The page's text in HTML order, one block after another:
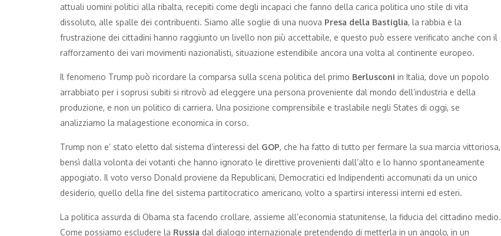
attuali uomini politici alla ribalta, recepiti come degli incapaci che fanno della carica politica uno stile di vita
dissoluto, alle spalle dei contribuenti. Siamo alle soglie di una nuova Presa della Bastiglia, la rabbia e la
frustrazione dei cittadini hanno raggiunto un livello non più accettabile, e questo può essere verificato anche con il
rafforzamento dei vari movimenti nazionalisti, situazione estendibile ancora una volta al continente europeo.
Il fenomeno Trump può ricordare la comparsa sulla scena politica del primo Berlusconi in Italia, dove un popolo
arrabbiato per i soprusi subiti si ritrovò ad eleggere una persona proveniente dal mondo dell’industria e della
produzione, e non un politico di carriera. Una posizione comprensibile e traslabile negli States di oggi, se
analizziamo la malagestione economica in corso.
Trump non e’ stato eletto dal sistema d’interessi del GOP, che ha fatto di tutto per fermare la sua marcia vittoriosa,
bensì dalla volonta dei votanti che hanno ignorato le direttive provenienti dall’alto e lo hanno spontaneamente
appogiato. Il voto verso Donald proviene da Republicani, Democratici ed Indipendenti accomunati da un unico
desiderio, quello della fine del sistema partitocratico americano, volto a spartirsi interessi interni ed esteri.
La politica assurda di Obama sta facendo crollare, assieme all’economia statunitense, la fiducia del cittadino medio.
Come possiamo escludere la Russia dal dialogo internazionale pretendendo di metterla in un angolo, in un